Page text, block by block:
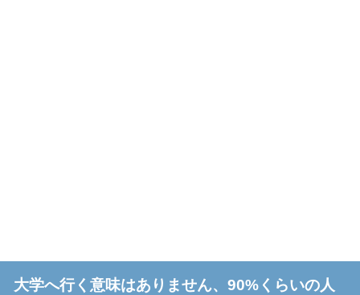
大学へ行く意味はありません、90%くらいの人